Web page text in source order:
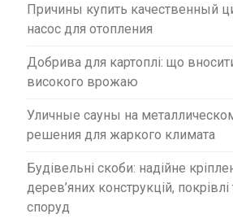
Причины купить качественный
насос для отопления
Добрива для картоплі: що
високого врожаю
Уличные сауны на
решения для жаркого климата
Будівельні скоби: надійне
дерев’яних конструкцій,
споруд